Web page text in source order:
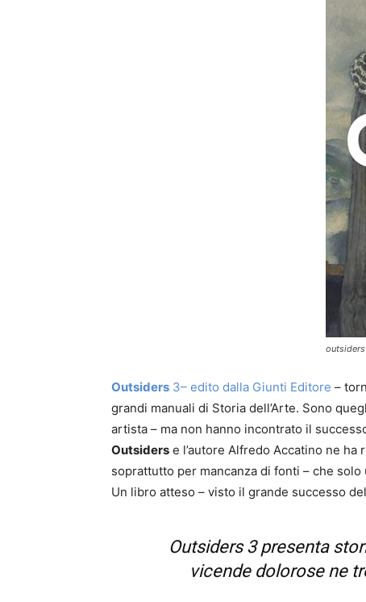
Outsiders 3– edito dalla Giunti Editore –
grandi manuali di Storia dell’Arte. Sono
artista – ma non hanno incontrato il
Outsiders e l’autore Alfredo Accatino ne
soprattutto per mancanza di fonti – che
Un libro atteso – visto il grande successo
Outsiders 3 presenta
vicende dolorose ne